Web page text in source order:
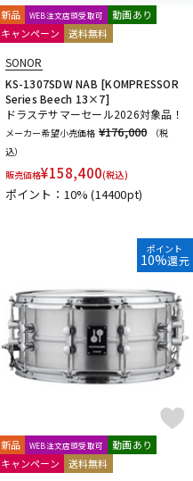
新品 WEB注文店頭受取可
動画あり
キャンペーン
送料無料
SONOR
KS-1307SDW NAB [KOMPRESSOR
Series Beech 13×7]
ドラステサマーセール2026対象品！
メーカー希望小売価格 ¥176,000
（税
込）
販売価格¥158,400(税込)
ポイント：10%(14400pt)
ポイント
10%還元
新品 WEB注文店頭受取可
動画あり
キャンペーン
送料無料